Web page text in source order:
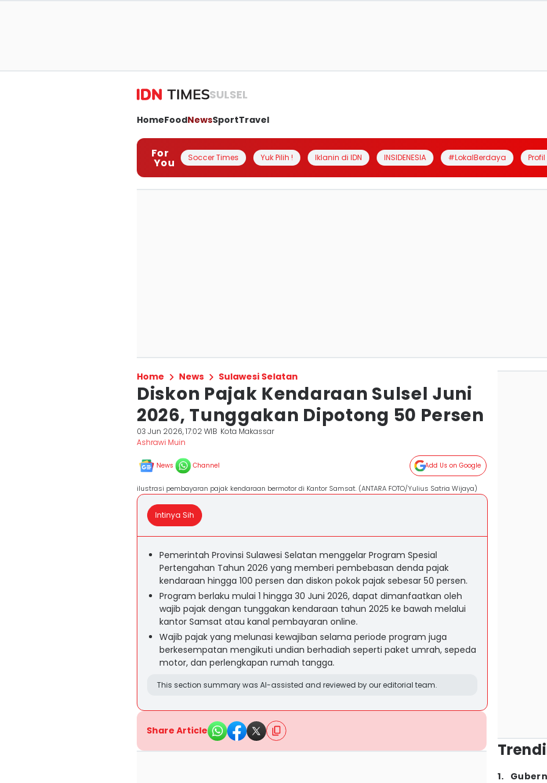
SULSEL
HomeFoodNewsSportTravel
For
You Soccer Times Yuk Pilih ! Iklanin di IDN INSIDENESIA #LokalBerdaya
Home News Sulawesi Selatan
Diskon Pajak Kendaraan Sulsel Juni
2026, Tunggakan Dipotong 50 Persen
03 Jun 2026, 17:02 WIB Kota Makassar
Ashrawi Muin
News Channel Add Us on Google
ilustrasi pembayaran pajak kendaraan bermotor di Kantor Samsat. (ANTARA FOTO/Yulius Satria Wijaya)
Intinya Sih
Pemerintah Provinsi Sulawesi Selatan menggelar Program Spesial
Pertengahan Tahun 2026 yang memberi pembebasan denda pajak
kendaraan hingga 100 persen dan diskon pokok pajak sebesar 50 persen.
Program berlaku mulai 1 hingga 30 Juni 2026, dapat dimanfaatkan oleh
wajib pajak dengan tunggakan kendaraan tahun 2025 ke bawah melalui
kantor Samsat atau kanal pembayaran online.
Wajib pajak yang melunasi kewajiban selama periode program juga
berkesempatan mengikuti undian berhadiah seperti paket umrah, sepeda
motor, dan perlengkapan rumah tangga.
This section summary was AI-assisted and reviewed by our editorial team.
Share Article
1.